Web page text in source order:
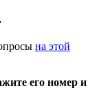
на этой
его номер и